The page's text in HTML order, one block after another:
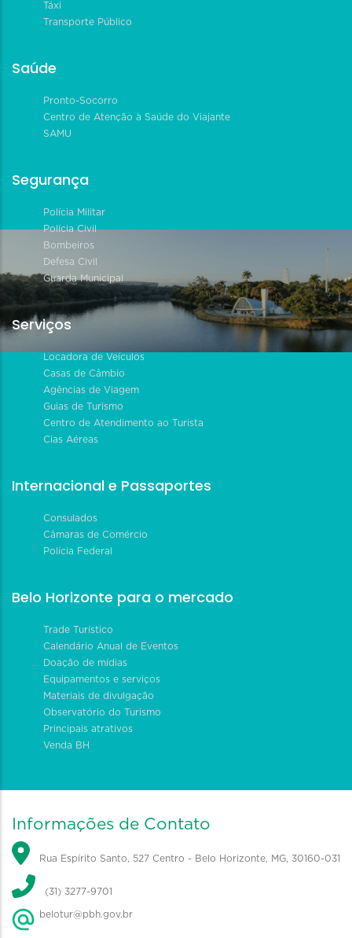
Táxi
Transporte Público
Saúde
Pronto-Socorro
Centro de Atenção à Saúde do Viajante
SAMU
Segurança
Polícia Militar
Polícia Civil
Bombeiros
Defesa Civil
Guarda Municipal
Serviços
Locadora de Veículos
Casas de Câmbio
Agências de Viagem
Guias de Turismo
Centro de Atendimento ao Turista
Cias Aéreas
Internacional e Passaportes
Consulados
Câmaras de Comércio
Polícia Federal
Belo Horizonte para o mercado
Trade Turístico
Calendário Anual de Eventos
Doação de mídias
Equipamentos e serviços
Materiais de divulgação
Observatório do Turismo
Principais atrativos
Venda BH
Informações de Contato
Rua Espírito Santo, 527 Centro - Belo Horizonte, MG, 30160-031
(31) 3277-9701
belotur@pbh.gov.br